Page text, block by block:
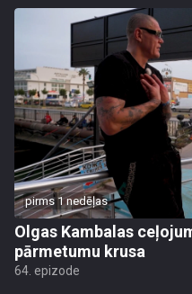
pirms 1 nedēļas
Olgas Kambalas
pārmetumu krusa
64. epizode